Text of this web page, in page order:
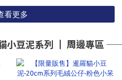
看更多
小豆泥系列 ┃ 周邊專區 ――